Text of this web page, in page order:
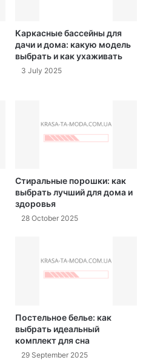
Каркасные бассейны для
дачи и дома: какую модель
выбрать и как ухаживать
3 July 2025
Стиральные порошки: как
выбрать лучший для дома и
здоровья
28 October 2025
Постельное белье: как
выбрать идеальный
комплект для сна
29 September 2025